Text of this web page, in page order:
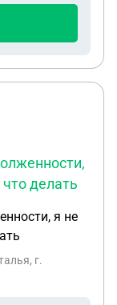
ничего
по данному
делать
я не
г.